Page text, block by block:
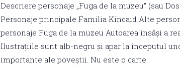
Descriere personaje „Fuga de la muzeu” (sau
Personaje principale Familia Kincaid Alte
personaje Fuga de la muzeu Autoarea însăși a
Ilustrațiile sunt alb-negru și apar la începutul
importante ale poveștii. Nu este o carte